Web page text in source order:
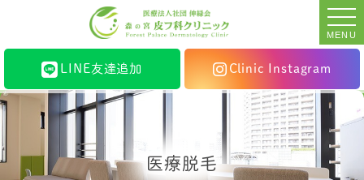
MENU
LINE友達追加 Clinic Instagram
医療脱毛